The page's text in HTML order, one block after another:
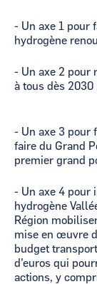
- Un axe 1 pour
hydrogène
- Un axe 2 pour
à tous dès 2030
- Un axe 3 pour
faire du Grand
premier grand
- Un axe 4 pour
hydrogène
Région
mise en œuvre
budget
d’euros qui
actions, y